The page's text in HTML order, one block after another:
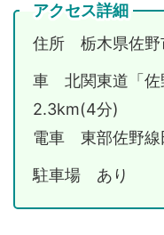
アクセス詳細
住所 栃木県佐野
車 北関東道「佐
2.3km(4分)
電車 東部佐野線
駐車場 あり